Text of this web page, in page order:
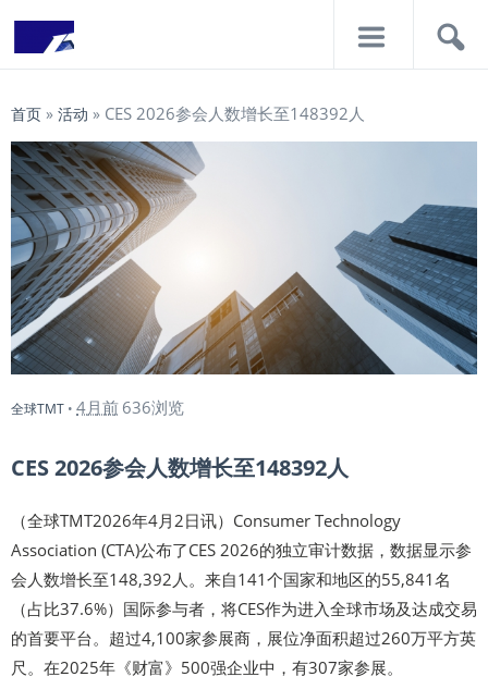
首页 » 活动 » CES 2026参会人数增长至148392人
全球TMT • 4月前 636浏览
CES 2026参会人数增长至148392人
（全球TMT2026年4月2日讯）Consumer Technology
Association (CTA)公布了CES 2026的独立审计数据，数据显示参
会人数增长至148,392人。来自141个国家和地区的55,841名
（占比37.6%）国际参与者，将CES作为进入全球市场及达成交易
的首要平台。超过4,100家参展商，展位净面积超过260万平方英
尺。在2025年《财富》500强企业中，有307家参展。